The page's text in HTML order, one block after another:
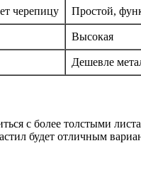
черепицу Простой,
Высокая
Дешевле
с более толстыми
будет отличным